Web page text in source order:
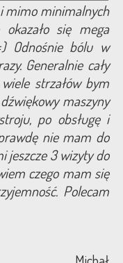
mimo minimalnych
się mega
Odnośnie bólu w
Generalnie cały
strzałów bym
maszyny
po obsługę i
nie mam do
jeszcze 3 wizyty do
czego mam się
Polecam